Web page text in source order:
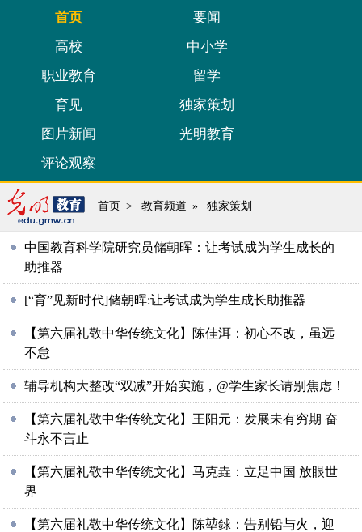
首页
要闻
高校
中小学
职业教育
留学
育见
独家策划
图片新闻
光明教育
评论观察
首页 > 教育频道 » 独家策划
中国教育科学院研究员储朝晖：让考试成为学生成长的
助推器
[“育”见新时代]储朝晖:让考试成为学生成长助推器
【第六届礼敬中华传统文化】陈佳洱：初心不改，虽远
不怠
辅导机构大整改“双减”开始实施，@学生家长请别焦虑！
【第六届礼敬中华传统文化】王阳元：发展未有穷期 奋
斗永不言止
【第六届礼敬中华传统文化】马克垚：立足中国 放眼世
界
【第六届礼敬中华传统文化】陈堃銶：告别铅与火，迎